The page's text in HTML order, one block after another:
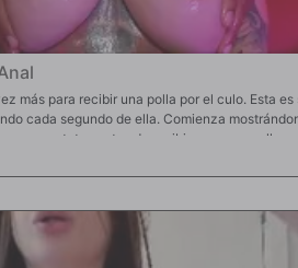
más para recibir una polla por el culo. Esta es
cada segundo de ella. Comienza
enormes tetas antes de recibir una gran polla
le ruega que le estire el culo más que nunca.
gemir de placer. Una vez que está